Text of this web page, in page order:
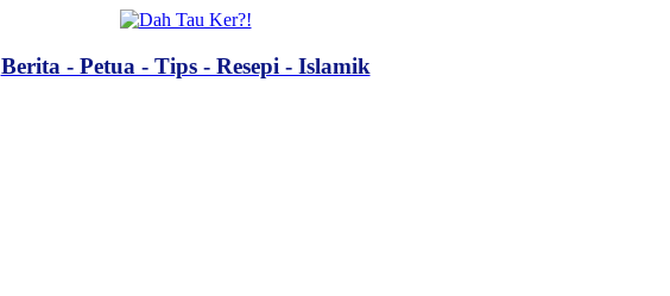
Berita - Petua - Tips - Resepi - Islamik